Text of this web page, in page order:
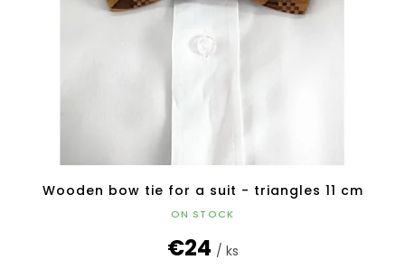
Wooden bow tie for a suit - triangles 11 cm
ON STOCK
€24 / ks